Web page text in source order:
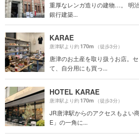
重厚なレンガ造りの建物…。 明
銀行建築...
KARAE
唐津駅より約170m （徒歩3分）
唐津のお土産を取り扱うお店。
て、自分用にも買っ...
HOTEL KARAE
唐津駅より約170m （徒歩3分）
JR唐津駅からのアクセスもよい
E」の一角に...